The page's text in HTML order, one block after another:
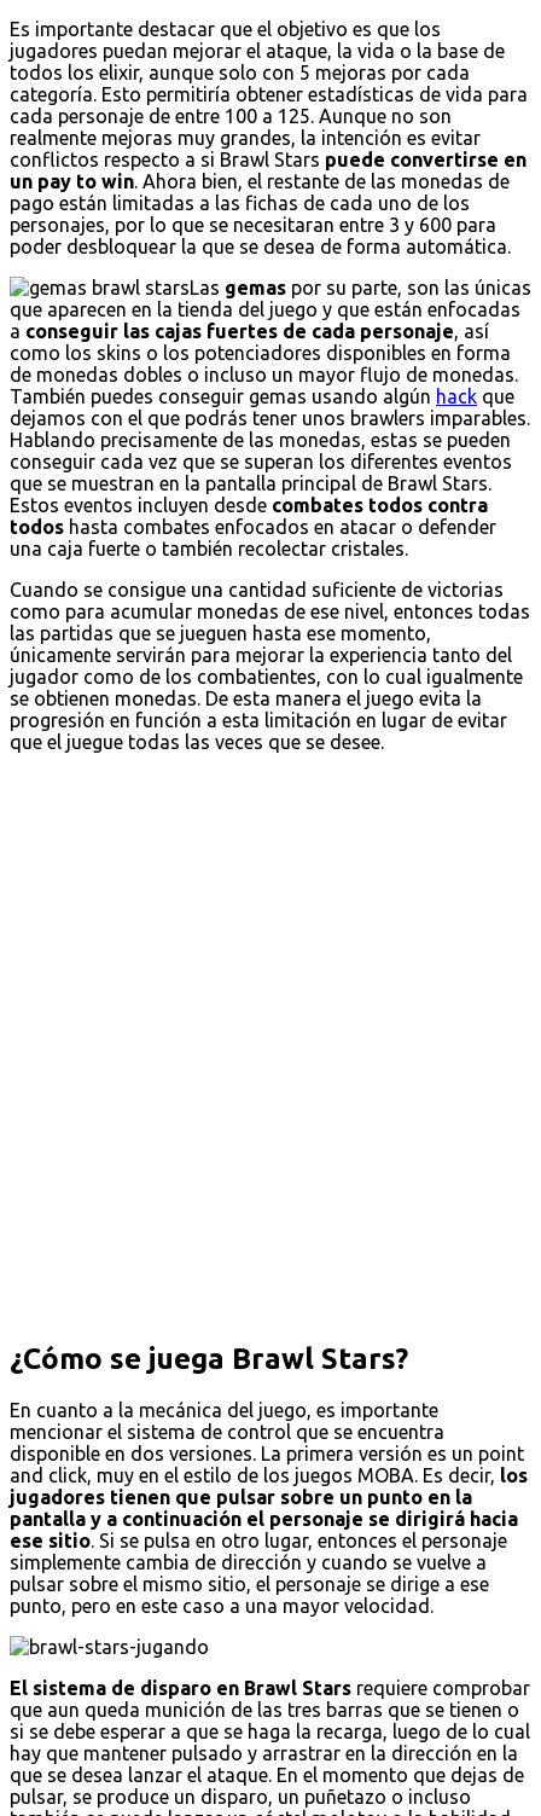
Es importante destacar que el objetivo es que los
jugadores puedan mejorar el ataque, la vida o la base de
todos los elixir, aunque solo con 5 mejoras por cada
categoría. Esto permitiría obtener estadísticas de vida para
cada personaje de entre 100 a 125. Aunque no son
realmente mejoras muy grandes, la intención es evitar
conflictos respecto a si Brawl Stars puede convertirse en
un pay to win . Ahora bien, el restante de las monedas de
pago están limitadas a las fichas de cada uno de los
personajes, por lo que se necesitaran entre 3 y 600 para
poder desbloquear la que se desea de forma automática.
Las gemas por su parte, son las únicas
que aparecen en la tienda del juego y que están enfocadas
a conseguir las cajas fuertes de cada personaje , así
como los skins o los potenciadores disponibles en forma
de monedas dobles o incluso un mayor flujo de monedas.
También puedes conseguir gemas usando algún hack que
dejamos con el que podrás tener unos brawlers imparables.
Hablando precisamente de las monedas, estas se pueden
conseguir cada vez que se superan los diferentes eventos
que se muestran en la pantalla principal de Brawl Stars.
Estos eventos incluyen desde combates todos contra
todos hasta combates enfocados en atacar o defender
una caja fuerte o también recolectar cristales.
Cuando se consigue una cantidad suficiente de victorias
como para acumular monedas de ese nivel, entonces todas
las partidas que se jueguen hasta ese momento,
únicamente servirán para mejorar la experiencia tanto del
jugador como de los combatientes, con lo cual igualmente
se obtienen monedas. De esta manera el juego evita la
progresión en función a esta limitación en lugar de evitar
que el juegue todas las veces que se desee.
¿Cómo se juega Brawl Stars?
En cuanto a la mecánica del juego, es importante
mencionar el sistema de control que se encuentra
disponible en dos versiones. La primera versión es un point
and click, muy en el estilo de los juegos MOBA. Es decir, los
jugadores tienen que pulsar sobre un punto en la
pantalla y a continuación el personaje se dirigirá hacia
ese sitio. Si se pulsa en otro lugar, entonces el personaje
simplemente cambia de dirección y cuando se vuelve a
pulsar sobre el mismo sitio, el personaje se dirige a ese
punto, pero en este caso a una mayor velocidad.
El sistema de disparo en Brawl Stars requiere comprobar
que aun queda munición de las tres barras que se tienen o
si se debe esperar a que se haga la recarga, luego de lo cual
hay que mantener pulsado y arrastrar en la dirección en la
que se desea lanzar el ataque. En el momento que dejas de
pulsar, se produce un disparo, un puñetazo o incluso